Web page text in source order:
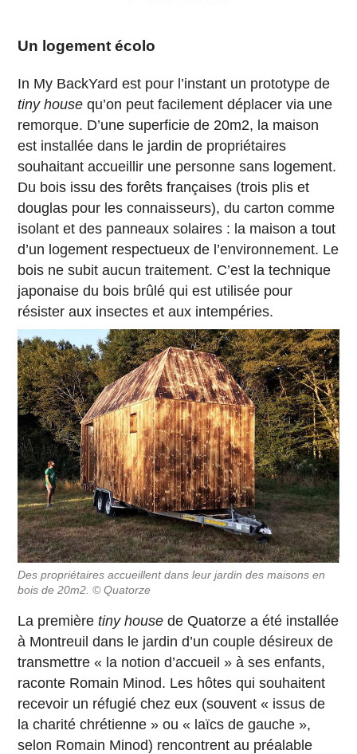
Un logement écolo
In My BackYard est pour l’instant un prototype de
tiny house qu’on peut facilement déplacer via une
remorque. D’une superficie de 20m2, la maison
est installée dans le jardin de propriétaires
souhaitant accueillir une personne sans logement.
Du bois issu des forêts françaises (trois plis et
douglas pour les connaisseurs), du carton comme
isolant et des panneaux solaires : la maison a tout
d’un logement respectueux de l’environnement. Le
bois ne subit aucun traitement. C’est la technique
japonaise du bois brûlé qui est utilisée pour
résister aux insectes et aux intempéries.
Des propriétaires accueillent dans leur jardin des maisons en
bois de 20m2. © Quatorze
La premièretiny house de Quatorze a été installée
à Montreuil dans le jardin d’un couple désireux de
transmettre « la notion d’accueil » à ses enfants,
raconte Romain Minod. Les hôtes qui souhaitent
recevoir un réfugié chez eux (souvent « issus de
la charité chrétienne » ou « laïcs de gauche »,
selon Romain Minod) rencontrent au préalable